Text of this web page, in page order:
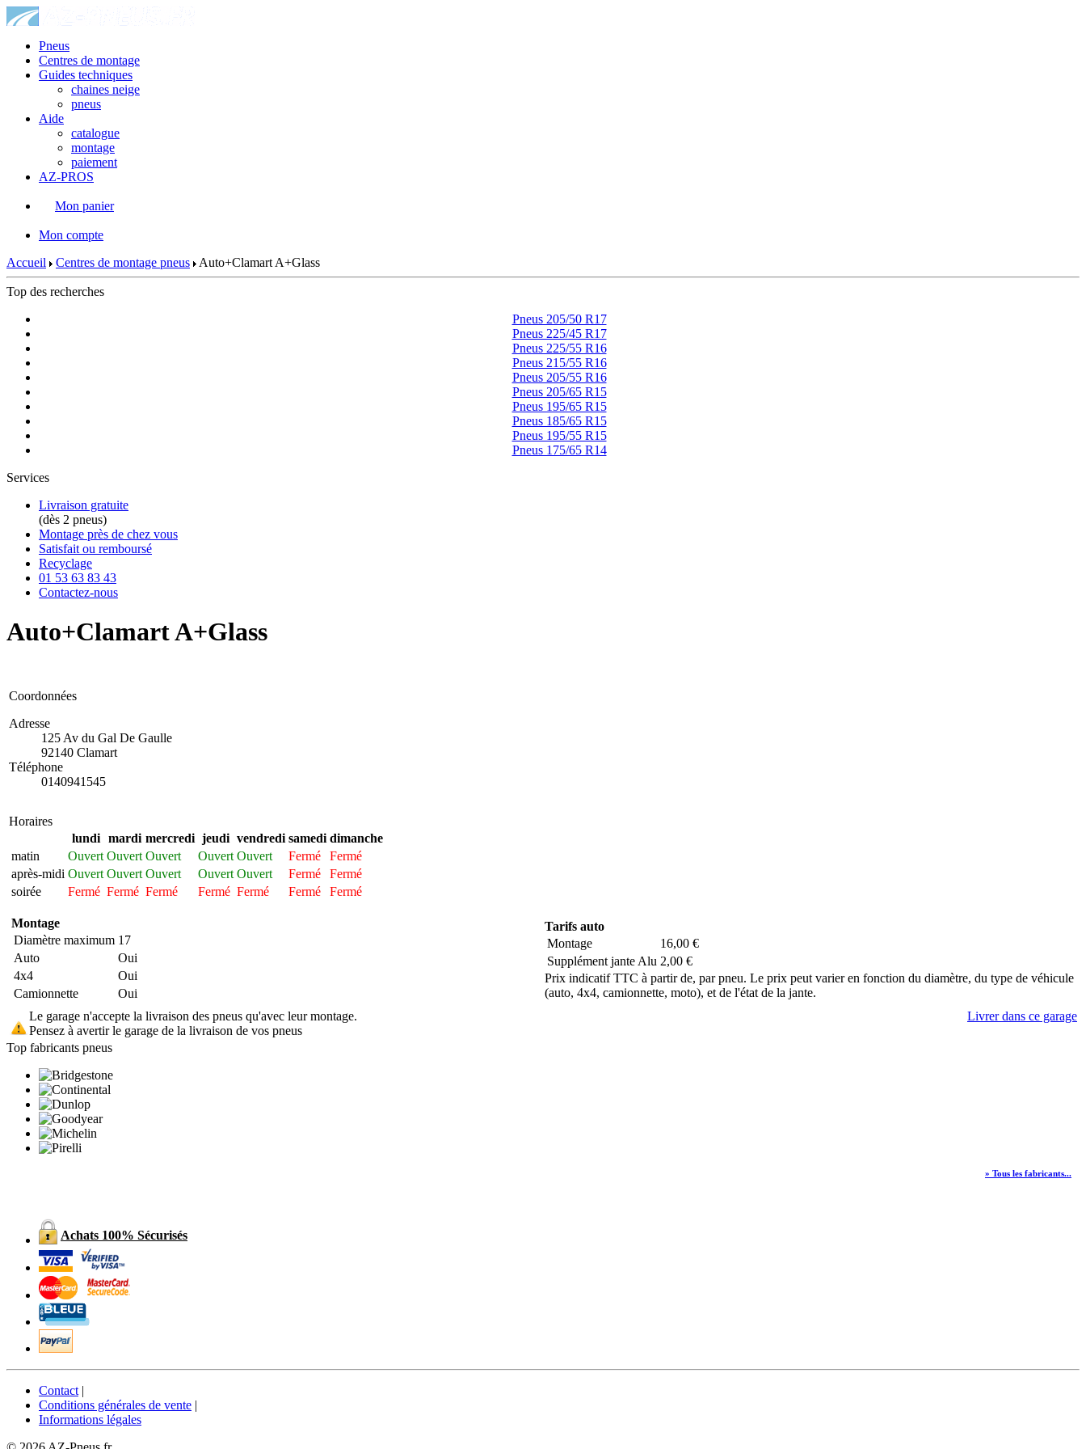
Pneus
Centres de montage
Guides techniques
chaines neige
pneus
Aide
catalogue
montage
paiement
AZ-PROS
Mon panier
Mon compte
Accueil
Centres de montage pneus Auto+Clamart A+Glass
Top des recherches
Pneus 205/50 R17
Pneus 225/45 R17
Pneus 225/55 R16
Pneus 215/55 R16
Pneus 205/55 R16
Pneus 205/65 R15
Pneus 195/65 R15
Pneus 185/65 R15
Pneus 195/55 R15
Pneus 175/65 R14
Services
Livraison gratuite
(dès 2 pneus)
Montage près de chez vous
Satisfait ou remboursé
Recyclage
01 53 63 83 43
Contactez-nous
Auto+Clamart A+Glass
Coordonnées
Adresse
125 Av du Gal De Gaulle
92140 Clamart
Téléphone
0140941545
Horaires
lundi
mardi mercredi jeudi vendredi samedi dimanche
matin
Ouvert Ouvert Ouvert Ouvert Ouvert Fermé
Fermé
après-midi Ouvert Ouvert Ouvert Ouvert Ouvert Fermé
Fermé
soirée
Fermé Fermé Fermé Fermé Fermé Fermé Fermé
Montage
Diamètre maximum 17
Auto
Oui
4x4
Oui
Camionnette
Oui
Tarifs auto
Montage
16,00 €
Supplément jante Alu 2,00 €
Prix indicatif TTC à partir de, par pneu. Le prix peut varier en fonction du diamètre, du type de véhicule
(auto, 4x4, camionnette, moto), et de l'état de la jante.
Le garage n'accepte la livraison des pneus qu'avec leur montage.
Pensez à avertir le garage de la livraison de vos pneus
Livrer dans ce garage
Top fabricants pneus
» Tous les fabricants...
Achats 100% Sécurisés
Contact |
Conditions générales de vente |
Informations légales